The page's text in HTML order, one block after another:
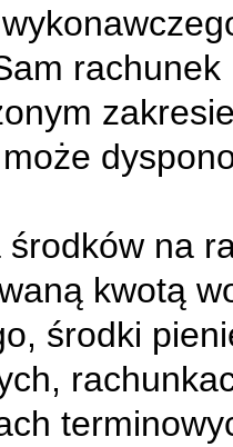
na
kwotą
środki